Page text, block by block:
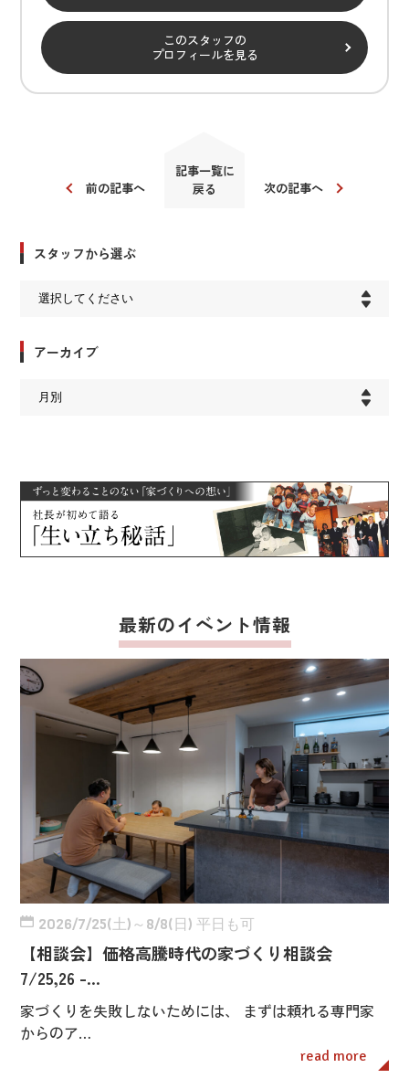
このスタッフの
プロフィールを見る
前の記事へ
記事一覧に
戻る
次の記事へ
スタッフから選ぶ
アーカイブ
最新のイベント情報
2026/7/25(土)～8/8(日) 平日も可
【相談会】価格高騰時代の家づくり相談会
7/25,26 -…
家づくりを失敗しないためには、 まずは頼れる専門家
からのア…
read more